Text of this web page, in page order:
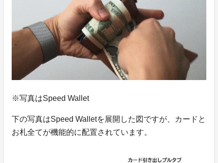
※写真はSpeed Wallet
下の写真はSpeed Walletを展開した図ですが、カードと
お札全てが機能的に配置されています。